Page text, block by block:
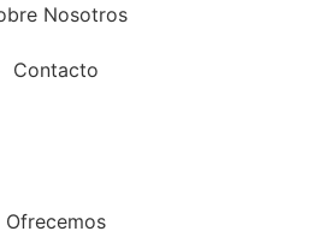
Nosotros
Contacto
Ofrecemos